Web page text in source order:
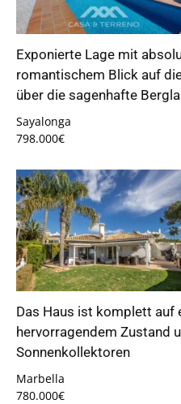
Exponierte Lage mit
romantischem Blick auf
über die sagenhafte
Sayalonga
798.000€
Das Haus ist komplett auf
hervorragendem Zustand
Sonnenkollektoren
Marbella
780.000€